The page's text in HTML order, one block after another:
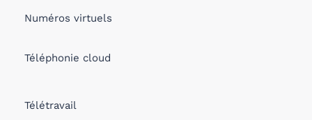
Numéros virtuels
Téléphonie cloud
Télétravail